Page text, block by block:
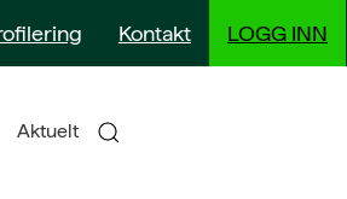
Kontakt LOGG INN
Aktuelt